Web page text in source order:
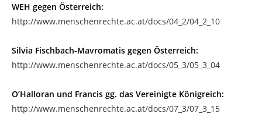
WEH gegen Österreich:
http://www.menschenrechte.ac.at/docs/04_2/04_2_10
Silvia Fischbach-Mavromatis gegen Österreich:
http://www.menschenrechte.ac.at/docs/05_3/05_3_04
O’Halloran und Francis gg. das Vereinigte Königreich:
http://www.menschenrechte.ac.at/docs/07_3/07_3_15